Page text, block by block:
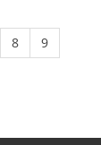
8
9